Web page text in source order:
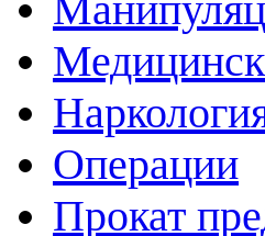
Операции
Прокат